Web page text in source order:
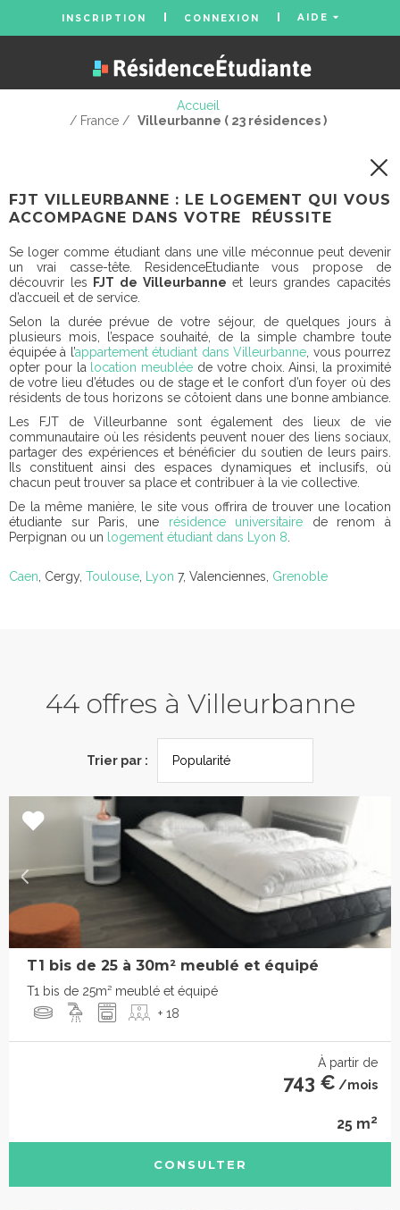
INSCRIPTION CONNEXION AIDE
Accueil
/ France / Villeurbanne ( 23 résidences )
FJT VILLEURBANNE : LE LOGEMENT QUI VOUS
ACCOMPAGNE DANS VOTRE RÉUSSITE
Se loger comme étudiant dans une ville méconnue peut devenir
un vrai casse-tête. ResidenceEtudiante vous propose de
découvrir les
FJT de Villeurbanne et leurs grandes capacités
d’accueil et de service.
Selon la durée prévue de votre séjour, de quelques jours à
plusieurs mois, l’espace souhaité, de la simple chambre toute
équipée à l’appartement étudiant dans Villeurbanne , vous pourrez
opter pour la
location meublée de votre choix. Ainsi, la proximité
de votre lieu d’études ou de stage et le confort d’un foyer où des
résidents de tous horizons se côtoient dans une bonne ambiance.
Les FJT de Villeurbanne sont également des lieux de vie
communautaire où les résidents peuvent nouer des liens sociaux,
partager des expériences et bénéficier du soutien de leurs pairs.
Ils constituent ainsi des espaces dynamiques et inclusifs, où
chacun peut trouver sa place et contribuer à la vie collective.
De la même manière, le site vous offrira de trouver une location
étudiante sur Paris, une résidence universitaire de renom à
Perpignan ou un
logement étudiant dans Lyon 8
Caen , Cergy, Toulouse Lyon 7, Valenciennes, Grenoble
44 offres à Villeurbanne
Trier par :
T1 bis de 25 à 30m² meublé et équipé
T1 bis de 25m² meublé et équipé
+ 18
À partir de
743 € /mois
25 m2
CONSULTER